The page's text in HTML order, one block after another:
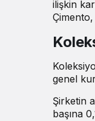
ilişkin
genel
Şirketin
başına